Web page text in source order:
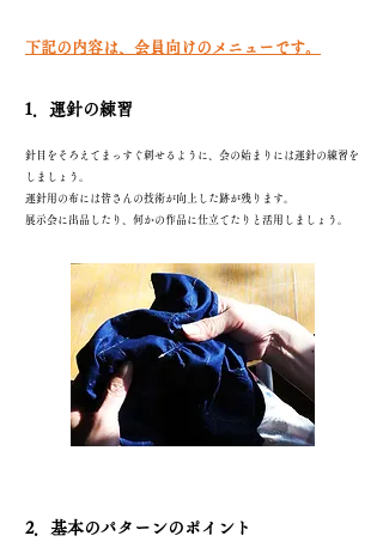
下記の内容は、会員向けのメニューです。
​1．運針の練習
針目をそろえてまっすぐ刺せるように、会の始まりには運針の練習を
しましょう。
運針用の布には皆さんの技術が向上した跡が残ります。
​展示会に出品したり、何かの作品に仕立てたりと活用しましょう。
​2．基本のパターンのポイント